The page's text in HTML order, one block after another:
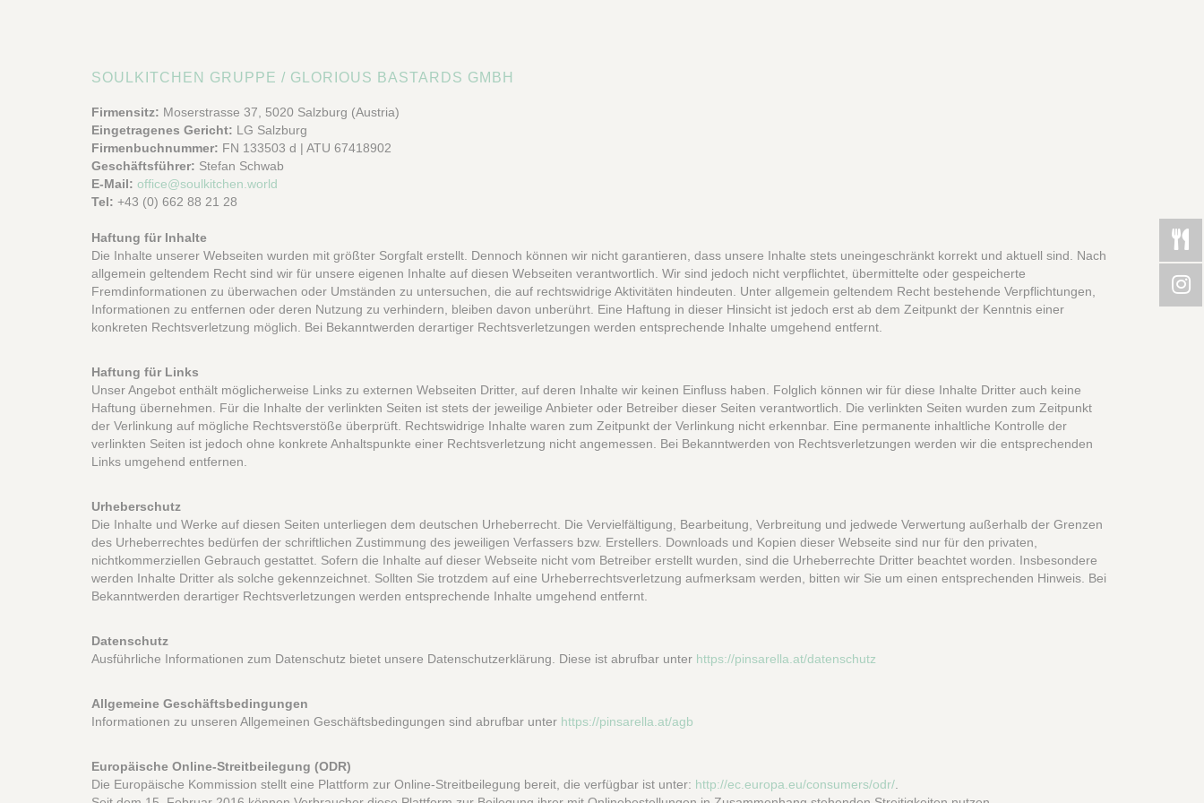
SOULKITCHEN GRUPPE / GLORIOUS BASTARDS GMBH
Firmensitz: Moserstrasse 37, 5020 Salzburg (Austria)
Eingetragenes Gericht: LG Salzburg
Firmenbuchnummer: FN 133503 d | ATU 67418902
Geschäftsführer: Stefan Schwab
E-Mail: office@soulkitchen.world
Tel: +43 (0) 662 88 21 28
Haftung für Inhalte
Die Inhalte unserer Webseiten wurden mit größter Sorgfalt erstellt. Dennoch können wir nicht garantieren, dass unsere Inhalte stets uneingeschränkt korrekt und aktuell sind. Nach
allgemein geltendem Recht sind wir für unsere eigenen Inhalte auf diesen Webseiten verantwortlich. Wir sind jedoch nicht verpflichtet, übermittelte oder gespeicherte
Fremdinformationen zu überwachen oder Umständen zu untersuchen, die auf rechtswidrige Aktivitäten hindeuten. Unter allgemein geltendem Recht bestehende Verpflichtungen,
Informationen zu entfernen oder deren Nutzung zu verhindern, bleiben davon unberührt. Eine Haftung in dieser Hinsicht ist jedoch erst ab dem Zeitpunkt der Kenntnis einer
konkreten Rechtsverletzung möglich. Bei Bekanntwerden derartiger Rechtsverletzungen werden entsprechende Inhalte umgehend entfernt.
Haftung für Links
Unser Angebot enthält möglicherweise Links zu externen Webseiten Dritter, auf deren Inhalte wir keinen Einfluss haben. Folglich können wir für diese Inhalte Dritter auch keine
Haftung übernehmen. Für die Inhalte der verlinkten Seiten ist stets der jeweilige Anbieter oder Betreiber dieser Seiten verantwortlich. Die verlinkten Seiten wurden zum Zeitpunkt
der Verlinkung auf mögliche Rechtsverstöße überprüft. Rechtswidrige Inhalte waren zum Zeitpunkt der Verlinkung nicht erkennbar. Eine permanente inhaltliche Kontrolle der
verlinkten Seiten ist jedoch ohne konkrete Anhaltspunkte einer Rechtsverletzung nicht angemessen. Bei Bekanntwerden von Rechtsverletzungen werden wir die entsprechenden
Links umgehend entfernen.
Urheberschutz
Die Inhalte und Werke auf diesen Seiten unterliegen dem deutschen Urheberrecht. Die Vervielfältigung, Bearbeitung, Verbreitung und jedwede Verwertung außerhalb der Grenzen
des Urheberrechtes bedürfen der schriftlichen Zustimmung des jeweiligen Verfassers bzw. Erstellers. Downloads und Kopien dieser Webseite sind nur für den privaten,
nichtkommerziellen Gebrauch gestattet. Sofern die Inhalte auf dieser Webseite nicht vom Betreiber erstellt wurden, sind die Urheberrechte Dritter beachtet worden. Insbesondere
werden Inhalte Dritter als solche gekennzeichnet. Sollten Sie trotzdem auf eine Urheberrechtsverletzung aufmerksam werden, bitten wir Sie um einen entsprechenden Hinweis. Bei
Bekanntwerden derartiger Rechtsverletzungen werden entsprechende Inhalte umgehend entfernt.
Datenschutz
Ausführliche Informationen zum Datenschutz bietet unsere Datenschutzerklärung. Diese ist abrufbar unter https://pinsarella.at/datenschutz
Allgemeine Geschäftsbedingungen
Informationen zu unseren Allgemeinen Geschäftsbedingungen sind abrufbar unter https://pinsarella.at/agb
Europäische Online-Streitbeilegung (ODR)
Die Europäische Kommission stellt eine Plattform zur Online-Streitbeilegung bereit, die verfügbar ist unter: http://ec.europa.eu/consumers/odr/.